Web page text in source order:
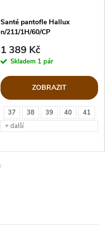
37 38 39 40
41
+ další
Santé pantofle Hallux
n/211/1H/60/CP
1 389 Kč
Skladem 1 pár
ZOBRAZIT